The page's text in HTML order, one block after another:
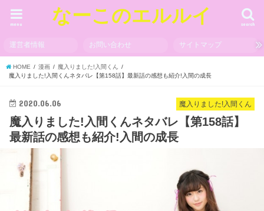
なーこのエルルイ search
menu
運営者情報 お問い合わせ サイトマップ
HOME 漫画
魔入りました!入間くん
魔入りました!入間くんネタバレ【第158話】最新話の感想も紹介!入間の成長
魔入りました!入間くん
2020.06.06
魔入りました!入間くんネタバレ【第158話】
最新話の感想も紹介!入間の成長